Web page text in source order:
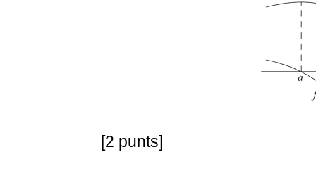
[2 punts]